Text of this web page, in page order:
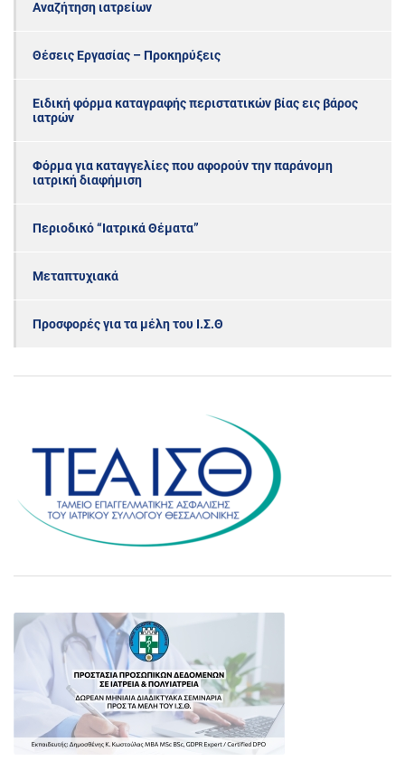
Αναζήτηση ιατρείων
Θέσεις Εργασίας – Προκηρύξεις
Ειδική φόρμα καταγραφής περιστατικών βίας εις βάρος
ιατρών
Φόρμα για καταγγελίες που αφορούν την παράνομη
ιατρική διαφήμιση
Περιοδικό “Ιατρικά Θέματα”
Μεταπτυχιακά
Προσφορές για τα μέλη του Ι.Σ.Θ